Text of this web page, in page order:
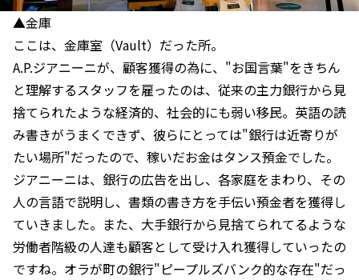
▲金庫
ここは、金庫室（Vault）だった所。
A.P.ジアニーニが、顧客獲得の為に、"お国言葉"をきちん
と理解するスタッフを雇ったのは、従来の主力銀行から見
捨てられたような経済的、社会的にも弱い移民。英語の読
み書きがうまくできず、彼らにとっては"銀行は近寄りが
たい場所"だったので、稼いだお金はタンス預金でした。
ジアニーニは、銀行の広告を出し、各家庭をまわり、その
人の言語で説明し、書類の書き方を手伝い預金者を獲得し
ていきました。また、大手銀行から見捨てられてるような
労働者階級の人達も顧客として受け入れ獲得していったの
ですね。オラが町の銀行"ピープルズバンク的な存在"だっ